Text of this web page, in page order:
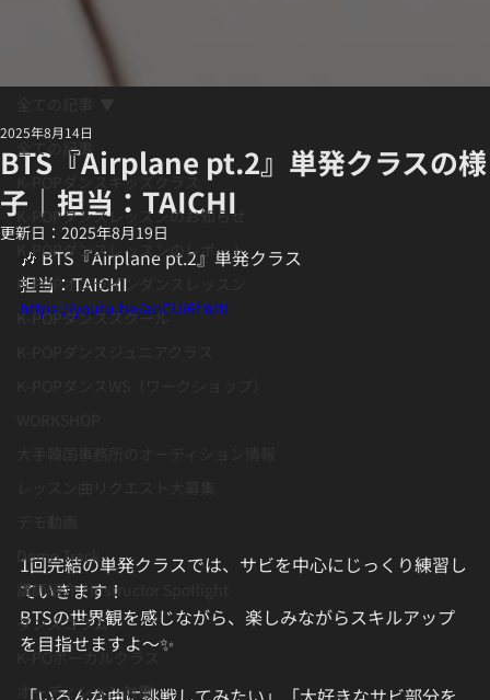
全ての記事
K-POPダンスキッズクラス
K-POPダンスレッスンのお知らせ
K-POPダンスレッスンのレポート
K-POPオンラインダンスレッスン
K-POPダンススクール
Demo Track
講師紹介 / Instructor Spotlight
ダンスコラム
K-POボーカルクラス
オーディション対策
BTS『Airplane pt.2』単発クラスの様
子｜担当：TAICHI
2025年8月14日
更新日： 2025年8月19日
🎶 BTS『Airplane pt.2』単発クラス
担当：TAICHI
https://youtu.be/anCUi6fYdtI
1回完結の単発クラスでは、サビを中心にじっくり練習し
ていきます！
BTSの世界観を感じながら、楽しみながらスキルアップ
を目指せますよ〜✨️